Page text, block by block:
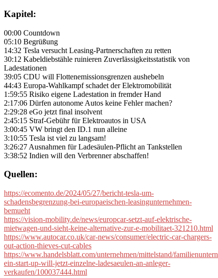
Kapitel:
00:00 Countdown
05:10 Begrüßung
14:32 Tesla versucht Leasing-Partnerschaften zu retten
30:12 Kabeldiebstähle ruinieren Zuverlässigkeitsstatistik von
Ladestationen
39:05 CDU will Flottenemissionsgrenzen aushebeln
44:43 Europa-Wahlkampf schadet der Elektromobilität
1:59:55 Risiko eigene Ladestation in fremder Hand
2:17:06 Dürfen autonome Autos keine Fehler machen?
2:29:28 eGo jetzt final insolvent
2:45:15 Straf-Gebühr für Elektroautos in USA
3:00:45 VW bringt den ID.1 nun alleine
3:10:55 Tesla ist viel zu langsam!
3:26:27 Ausnahmen für Ladesäulen-Pflicht an Tankstellen
3:38:52 Indien will den Verbrenner abschaffen!
Quellen:
https://ecomento.de/2024/05/27/bericht-tesla-um-
schadensbegrenzung-bei-europaeischen-leasingunternehmen-
bemueht
https://vision-mobility.de/news/europcar-setzt-auf-elektrische-
mietwagen-und-sieht-keine-alternative-zur-e-mobilitaet-321210.html
https://www.autocar.co.uk/car-news/consumer/electric-car-chargers-
out-action-thieves-cut-cables
https://www.handelsblatt.com/unternehmen/mittelstand/
ein-start-up-will-jetzt-einzelne-ladesaeulen-an-anleger-
verkaufen/100037444.html